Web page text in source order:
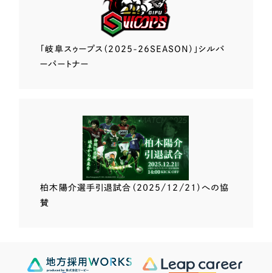
「岐阜スゥープス （2025-26SEASON）」 シルバ
ーパートナー
柏木陽介選手引退試合（2025/12/21）への協
賛